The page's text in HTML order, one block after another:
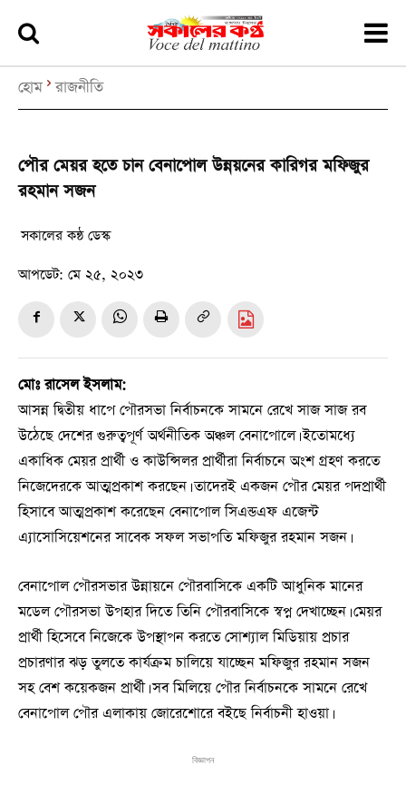
হোম রাজনীতি
পৌর মেয়র হতে চান বেনাপোল উন্নয়নের কারিগর মফিজুর
রহমান সজন
সকালের কন্ঠ ডেস্ক
আপডেট: মে ২৫, ২০২৩
মোঃ রাসেল ইসলাম:
আসন্ন দ্বিতীয় ধাপে পৌরসভা নির্বাচনকে সামনে রেখে সাজ সাজ রব
উঠেছে দেশের গুরুত্বপূর্ণ অর্থনীতিক অঞ্চল বেনাপোলে। ইতোমধ্যে
একাধিক মেয়র প্রার্থী ও কাউন্সিলর প্রার্থীরা নির্বাচনে অংশ গ্রহণ করতে
নিজেদেরকে আত্মপ্রকাশ করছেন। তাদেরই একজন পৌর মেয়র পদপ্রার্থী
হিসাবে আত্মপ্রকাশ করেছেন বেনাপোল সিএন্ডএফ এজেন্ট
এ্যাসোসিয়েশনের সাবেক সফল সভাপতি মফিজুর রহমান সজন।
বেনাপোল পৌরসভার উন্নায়নে পৌরবাসিকে একটি আধুনিক মানের
মডেল পৌরসভা উপহার দিতে তিনি পৌরবাসিকে স্বপ্ন দেখাচ্ছেন। মেয়র
প্রার্থী হিসেবে নিজেকে উপস্থাপন করতে সোশ্যাল মিডিয়ায় প্রচার
প্রচারণার ঝড় তুলতে কার্যক্রম চালিয়ে যাচ্ছেন মফিজুর রহমান সজন
সহ বেশ কয়েকজন প্রার্থী। সব মিলিয়ে পৌর নির্বাচনকে সামনে রেখে
বেনাপোল পৌর এলাকায় জোরেশোরে বইছে নির্বাচনী হাওয়া।
বিজ্ঞাপন